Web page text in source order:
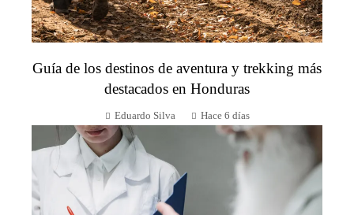
Guía de los destinos de aventura y trekking más
destacados en Honduras
Eduardo Silva Hace 6 días